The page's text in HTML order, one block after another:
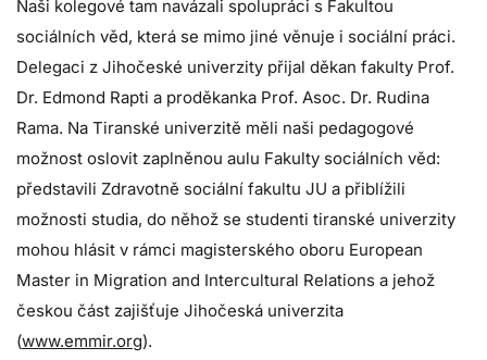
Naši kolegové tam navázali spolupráci s Fakultou
sociálních věd, která se mimo jiné věnuje i sociální práci.
Delegaci z Jihočeské univerzity přijal děkan fakulty Prof.
Dr. Edmond Rapti a proděkanka Prof. Asoc. Dr. Rudina
Rama. Na Tiranské univerzitě měli naši pedagogové
možnost oslovit zaplněnou aulu Fakulty sociálních věd:
představili Zdravotně sociální fakultu JU a přiblížili
možnosti studia, do něhož se studenti tiranské univerzity
mohou hlásit v rámci magisterského oboru European
Master in Migration and Intercultural Relations a jehož
českou část zajišťuje Jihočeská univerzita
(www.emmir.org).